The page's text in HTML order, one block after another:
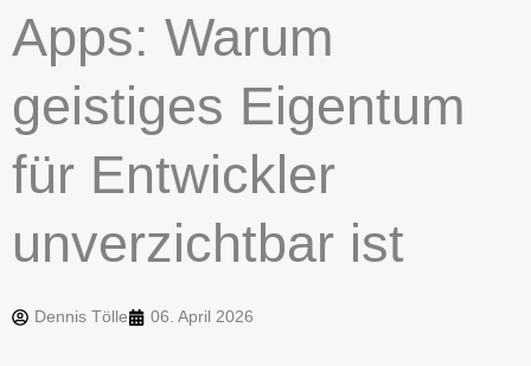
Apps: Warum
geistiges Eigentum
für Entwickler
unverzichtbar ist
Dennis Tölle 06. April 2026